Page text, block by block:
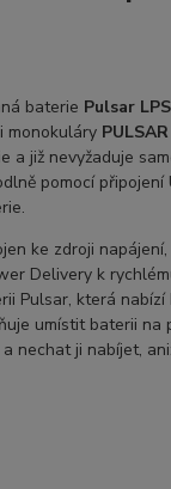
baterie Pulsar
monokuláry
a již nevyžaduje
pomocí připojení
ke zdroji
Delivery k
Pulsar, která
umístit baterii na
nechat ji nabíjet,